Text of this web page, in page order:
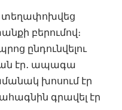
տեղափոխվեց
բերումով։
ընդունվելու
էր․ ապագա
խոսում էր
գրավել էր